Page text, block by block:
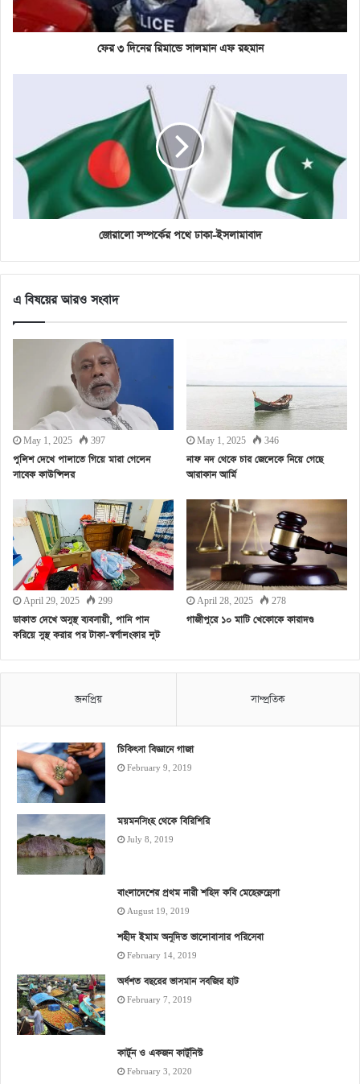
পেয়ে কুমিরা, বায়েজিদ ও আগ্রাবাদ ফায়ার সার্ভিসে পযায়ক্রমে ৬টি
ইউনিট আগুন নিয়ন্ত্রণে কাজ করছে। সোমবার সকাল ১০টা পেরিয়ে
গেলেও আগুন সম্পূর্ণ নিয়ন্ত্রণে আসেনি। সম্পূর্ণ নিয়ন্ত্রণে আসতে আরও
কয়েক ঘণ্টা সময় লাগতে পারে।
ফের ৩ দিনের রিমান্ডে সালমান এফ রহমান
জোরালো সম্পর্কের পথে ঢাকা-ইসলামাবাদ
এ বিষয়ের আরও সংবাদ
May 1, 2025 397
পুলিশ দেখে পালাতে গিয়ে মারা গেলেন
সাবেক কাউন্সিলর
May 1, 2025 346
নাফ নদ থেকে চার জেলেকে নিয়ে গেছে
আরাকান আর্মি
April 29, 2025 299
ডাকাত দেখে অসুস্থ ব্যবসায়ী, পানি পান
করিয়ে সুস্থ করার পর টাকা-স্বর্ণালংকার লুট
April 28, 2025 278
গাজীপুরে ১০ মাটি খেকোকে কারাদণ্ড
জনপ্রিয় সাম্প্রতিক
চিকিৎসা বিজ্ঞানে গাজা
February 9, 2019
ময়মনসিংহ থেকে বিরিশিরি
July 8, 2019
বাংলাদেশের প্রথম নারী শহিদ কবি মেহেরুন্নেসা
August 19, 2019
শহীদ ইমাম অনূদিত ভালোবাসার পরিসেবা
February 14, 2019
অর্ধশত বছরের ভাসমান সবজির হাট
February 7, 2019
কার্টুন ও একজন কার্টুনিস্ট
February 3, 2020